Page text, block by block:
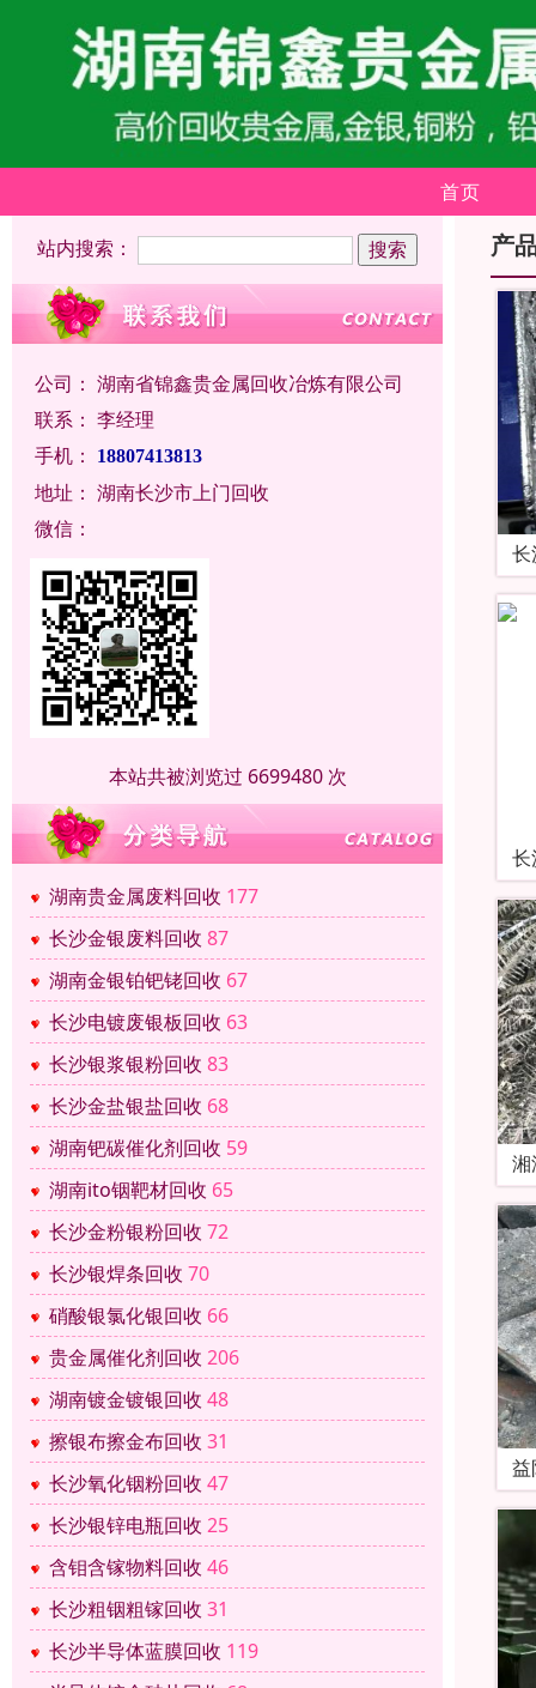
首页
站内搜索：
公司： 湖南省锦鑫贵金属回收冶炼有限公司
联系： 李经理
手机：
18807413813
地址： 湖南长沙市上门回收
微信：
本站共被浏览过 6699480 次
湖南贵金属废料回收 177
长沙金银废料回收 87
湖南金银铂钯铑回收 67
长沙电镀废银板回收 63
长沙银浆银粉回收 83
长沙金盐银盐回收 68
湖南钯碳催化剂回收 59
湖南ito铟靶材回收 65
长沙金粉银粉回收 72
长沙银焊条回收 70
硝酸银氯化银回收 66
贵金属催化剂回收 206
湖南镀金镀银回收 48
擦银布擦金布回收 31
长沙氧化铟粉回收 47
长沙银锌电瓶回收 25
含钼含镓物料回收 46
长沙粗铟粗镓回收 31
长沙半导体蓝膜回收 119
产
长
长
湘
益